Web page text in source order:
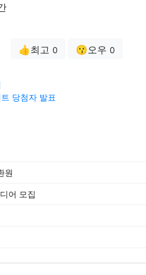
👍최고 0 😗오우 0
당첨자 발표
원
어 모집